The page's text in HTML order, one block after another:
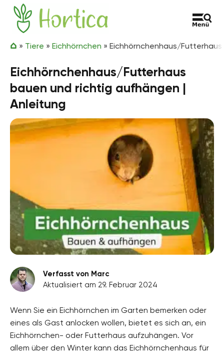
Zum Inhalt springen
Hortica
» Tiere » Eichhörnchen » Eichhörnchenhaus/
Eichhörnchenhaus/Futterhaus
bauen und richtig aufhängen |
Anleitung
Verfasst von Marc
Aktualisiert am 29. Februar 2024
Wenn Sie ein Eichhörnchen im Garten bemerken oder
eines als Gast anlocken wollen, bietet es sich an, ein
Eichhörnchen- oder Futterhaus aufzuhängen. Vor
allem über den Winter kann das Eichhörnchenhaus für